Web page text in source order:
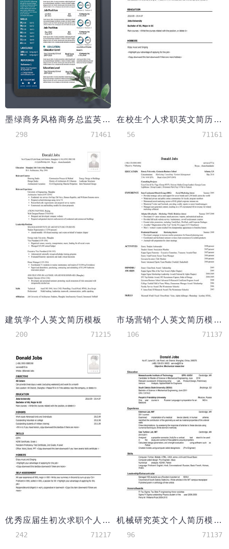
墨绿商务风格商务总监英文简历模板
298 71461
在校生个人求职英文简历模板
56 71161
建筑学个人英文简历模板
200 71215
市场营销个人英文简历模板
106 71137
优秀应届生初次求职个人英文简历模板
242 71217
机械研究英文个人简历模板
96 71137